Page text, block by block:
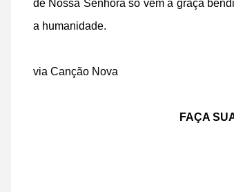
de Nossa Senhora só vem a graça
a humanidade.
via Canção Nova
FAÇA